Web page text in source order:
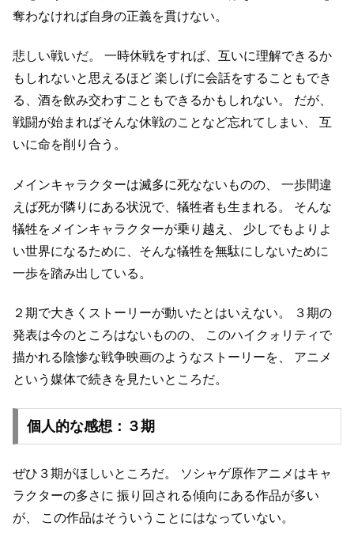
奪わなければ自身の正義を貫けない。
悲しい戦いだ。
一時休戦をすれば、互いに理解できるか
もしれないと思えるほど 楽しげに会話をすることもでき
る、酒を飲み交わすこともできるかもしれない。
だが、
戦闘が始まればそんな休戦のことなど忘れてしまい、
互
いに命を削り合う。
メインキャラクターは滅多に死なないものの、
一歩間違
えば死が隣りにある状況で、犠牲者も生まれる。
そんな
犠牲をメインキャラクターが乗り越え、
少しでもよりよ
い世界になるために、そんな犠牲を無駄にしないために
一歩を踏み出している。
２期で大きくストーリーが動いたとはいえない。
３期の
発表は今のところはないものの、
このハイクォリティで
描かれる陰惨な戦争映画のようなストーリーを、
アニメ
という媒体で続きを見たいところだ。
個人的な感想：３期
ぜひ３期がほしいところだ。
ソシャゲ原作アニメはキャ
ラクターの多さに 振り回される傾向にある作品が多い
が、
この作品はそういうことにはなっていない。